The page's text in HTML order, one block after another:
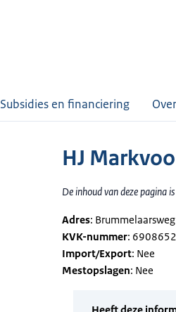
Subsidies en financiering
HJ
De inhoud van deze pagina
Adres:
KVK-nummer:
Import/Export: Nee
Mestopslagen: Nee